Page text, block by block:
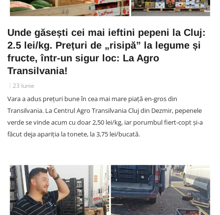
Unde găsești cei mai ieftini pepeni la Cluj:
2.5 lei/kg. Prețuri de „risipă” la legume și
fructe, într-un sigur loc: La Agro
Transilvania!
23 Iunie
Vara a adus prețuri bune în cea mai mare piață en-gros din
Transilvania. La Centrul Agro Transilvania Cluj din Dezmir, pepenele
verde se vinde acum cu doar 2,50 lei/kg, iar porumbul fiert-copt și-a
făcut deja apariția la tonete, la 3,75 lei/bucată.